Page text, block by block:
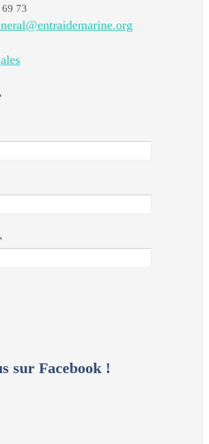
73
sur Facebook !